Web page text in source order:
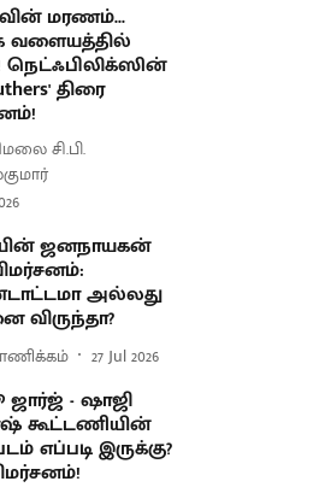
மரணம்...
வளையத்தில்
திரை
சி.பி.
ஜனநாயகன்
அல்லது
விருந்தா?
27 Jul 2026
- ஷாஜி
கூட்டணியின்
எப்படி இருக்கு?